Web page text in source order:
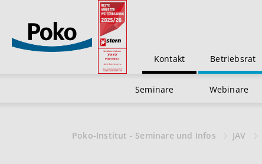
Kontakt Betriebsrat
Seminare Webinare
Poko-Institut - Seminare und Infos JAV